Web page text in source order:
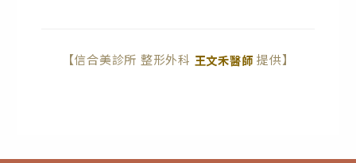
【信合美診所 整形外科 王文禾醫師提供】